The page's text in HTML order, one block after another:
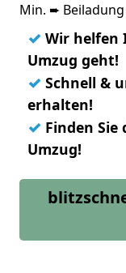
Min. ➨
✓ Wir helfen
Umzug geht!
✓ Schnell &
erhalten!
✓ Finden
Umzug!